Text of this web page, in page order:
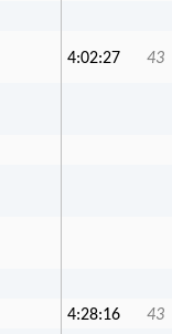
4:02:27 43
4:28:16
43